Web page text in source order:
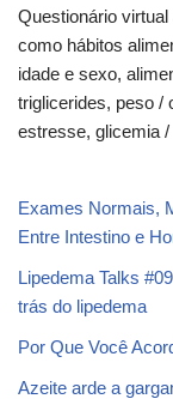
Questionário
como hábitos
idade e sexo,
triglicerides, peso /
estresse, glicemia
Exames Normais,
Entre Intestino e
Lipedema Talks
trás do lipedema
Por Que Você
Azeite arde a